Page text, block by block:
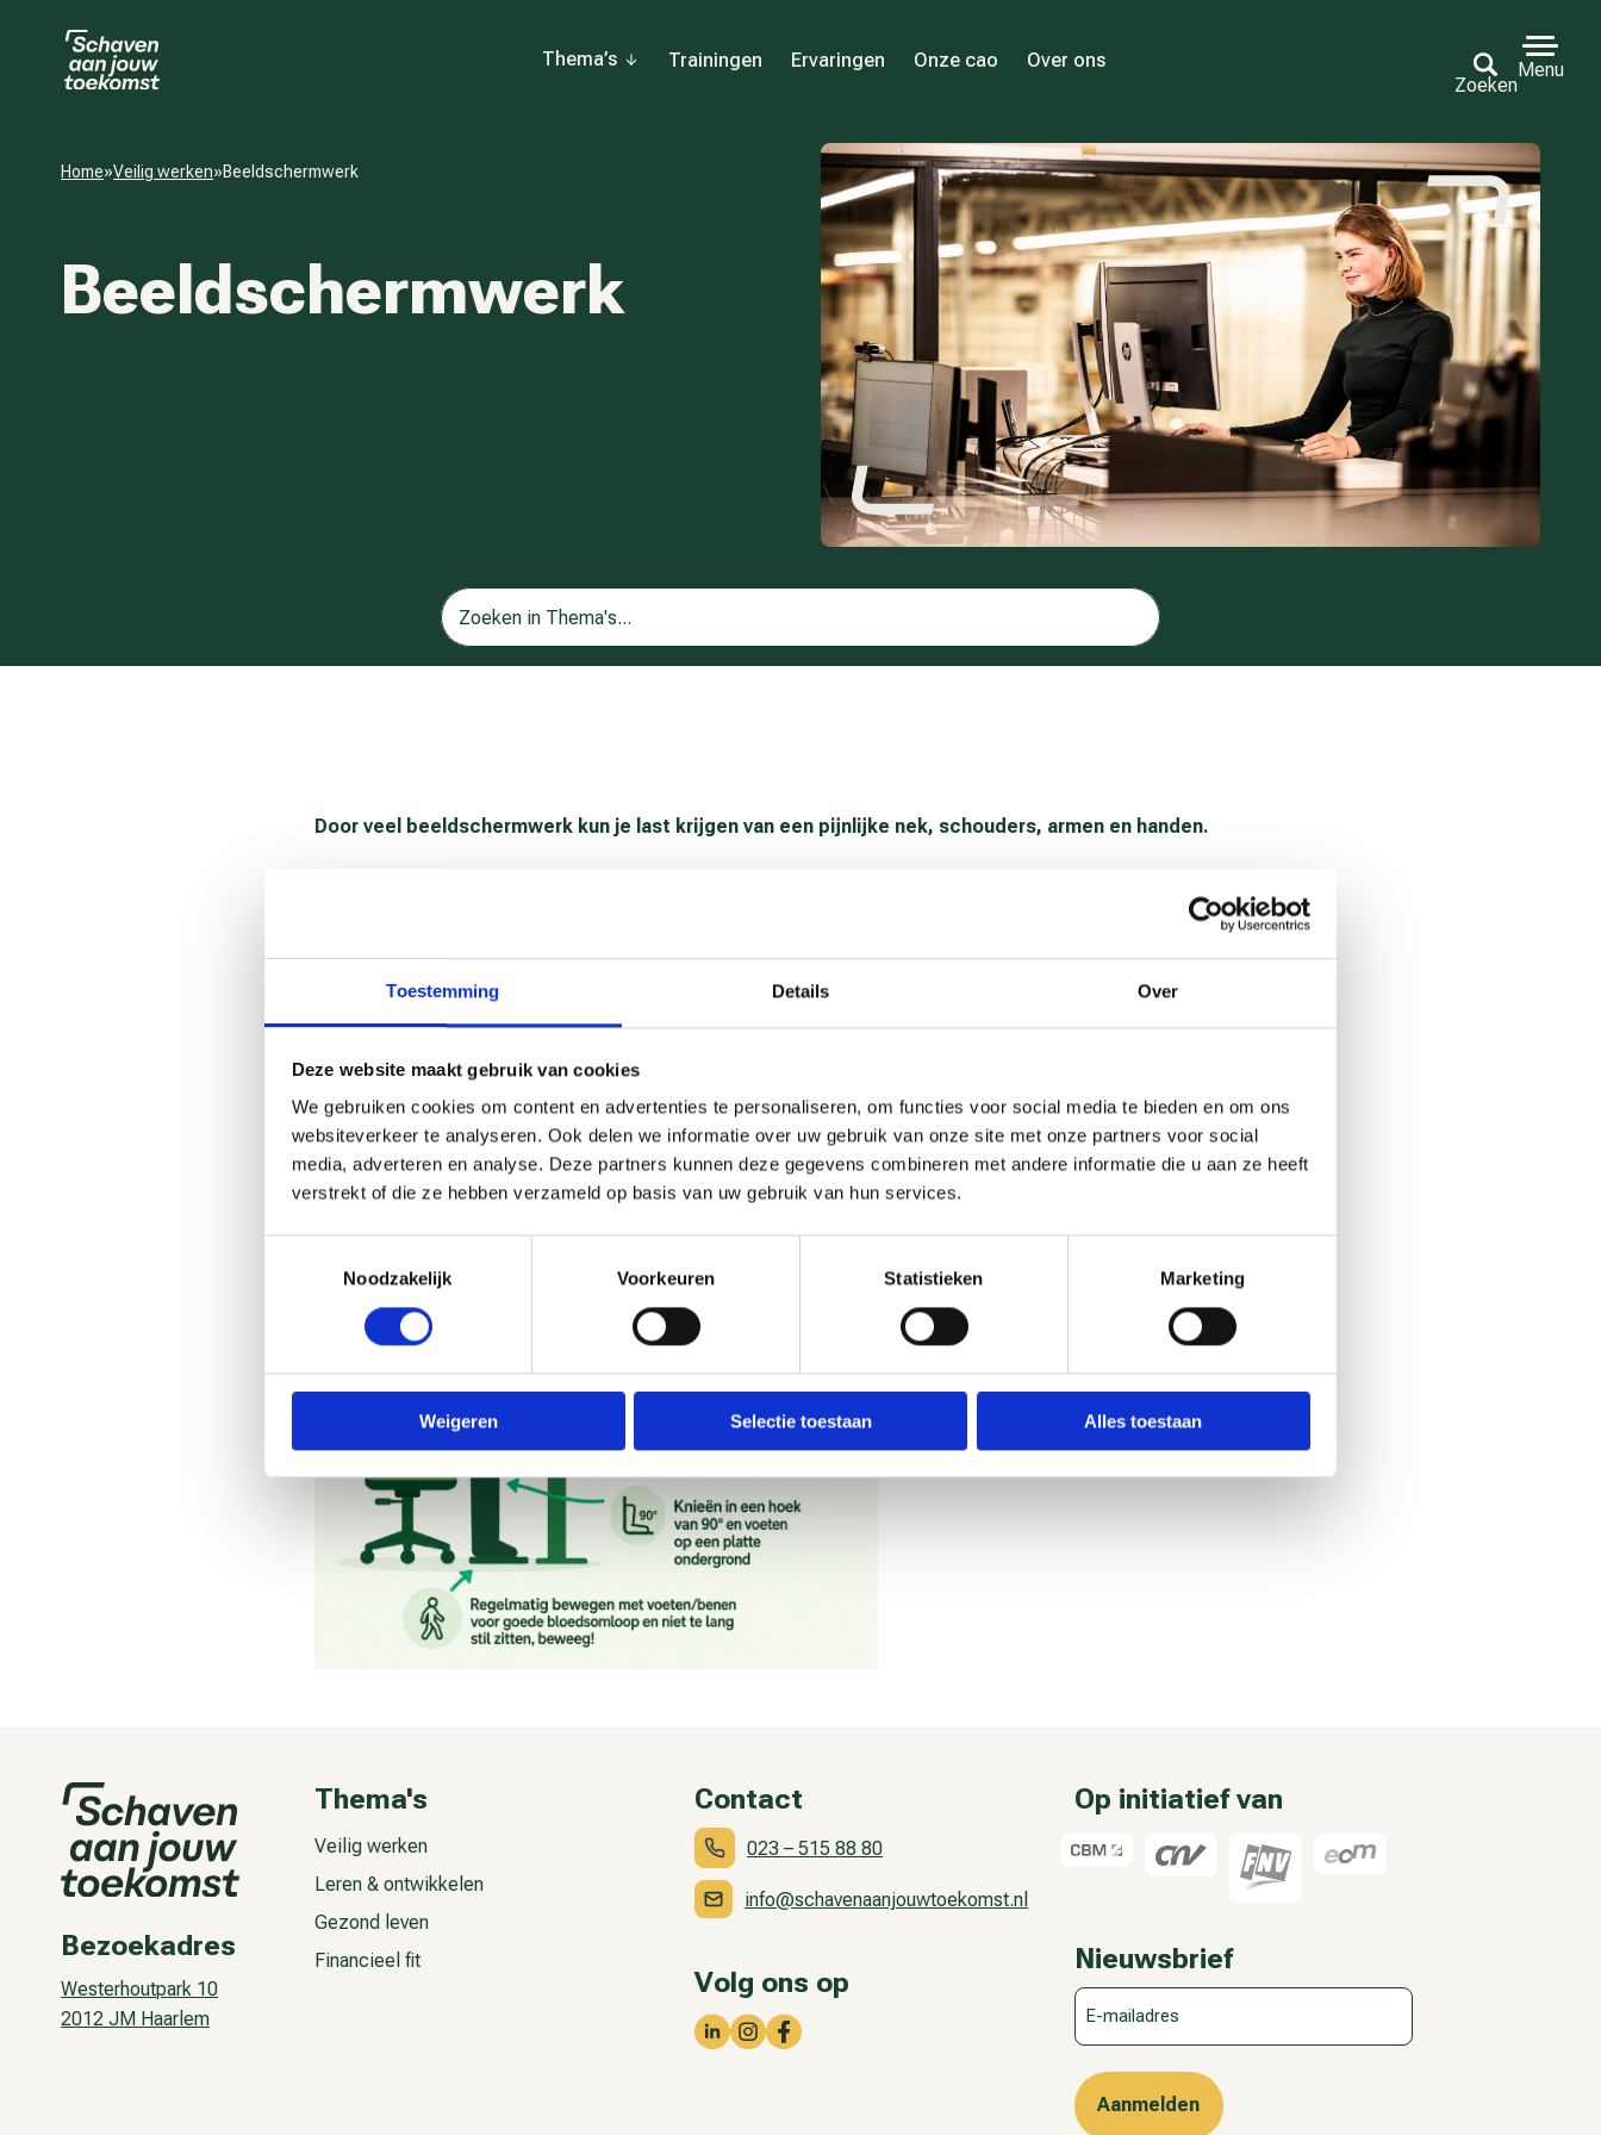
Toestemming Details Over
Deze website maakt gebruik van cookies
We gebruiken cookies om content en advertenties te personaliseren, om functies voor social media te bieden en om ons
websiteverkeer te analyseren. Ook delen we informatie over uw gebruik van onze site met onze partners voor social
media, adverteren en analyse. Deze partners kunnen deze gegevens combineren met andere informatie die u aan ze heeft
verstrekt of die ze hebben verzameld op basis van uw gebruik van hun services.
Noodzakelijk
Voorkeuren Statistieken Marketing
Weigeren Selectie toestaan Alles toestaan
Thema’s Trainingen Ervaringen Onze cao
Over ons
Zoeken
Menu
Home»Veilig werken»Beeldschermwerk
Beeldschermwerk
Door veel beeldschermwerk kun je last krijgen van een pijnlijke nek, schouders, armen en handen.
Houd een paar keer per dag een korte pauze. Reken op 5 minuten pauze per uur. Hoe intensiever het werk, hoe
meer pauze.
Stel je werkplek in volgens de instructie op
Bezoekadres
Westerhoutpark 10
2012 JM Haarlem
Thema's
Veilig werken
Leren & ontwikkelen
Gezond leven
Financieel fit
Contact
023 – 515 88 80
info@schavenaanjouwtoekomst.nl
Volg ons op
Op initiatief van
Nieuwsbrief
E-
mailadres